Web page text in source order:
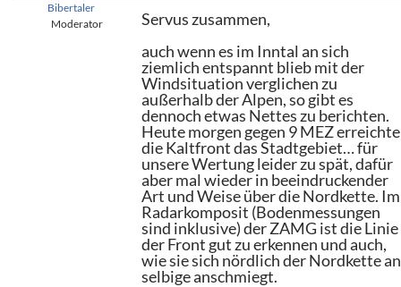
Bibertaler
Moderator
Servus zusammen,
auch wenn es im Inntal an sich
ziemlich entspannt blieb mit der
Windsituation verglichen zu
außerhalb der Alpen, so gibt es
dennoch etwas Nettes zu berichten.
Heute morgen gegen 9 MEZ erreichte
die Kaltfront das Stadtgebiet… für
unsere Wertung leider zu spät, dafür
aber mal wieder in beeindruckender
Art und Weise über die Nordkette. Im
Radarkomposit (Bodenmessungen
sind inklusive) der ZAMG ist die Linie
der Front gut zu erkennen und auch,
wie sie sich nördlich der Nordkette an
selbige anschmiegt.